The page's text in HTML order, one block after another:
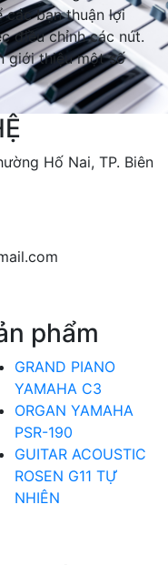
các bạn thuận lợi
điều chỉnh các nút.
giới thiệu một số
Hố Nai, TP. Biên
phẩm
GRAND PIANO
YAMAHA C3
ORGAN YAMAHA
PSR-190
GUITAR ACOUSTIC
ROSEN G11 TỰ
NHIÊN